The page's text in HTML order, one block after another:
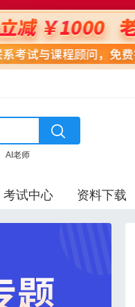
AI老师
考试中心 资料下载